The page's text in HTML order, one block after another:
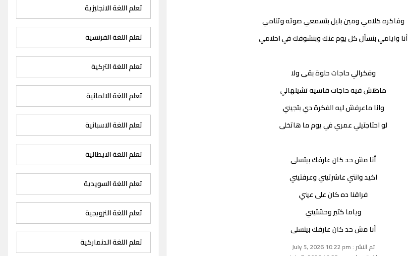
وفاكره كلامي ومين بليل بتسمعي صوته وتنامي
أنا وايامي بنسأل كل يوم عنك وبنشوفك في احلامي
وفكرالي حاجات حلوة بقى ولا
ماظنش فيه حاجات قاسيه تشيلهالي
وانا ماعرفش ليه الفكرة دي بتجيني
لو احتاجتيلي عمري في يوم ما هاتخلى
أنا مش حد كان عارفك بيتسلى
اكيد وانتي عاشرتيني وعرفتيني
فراقنا ده كان على عيني
وياما كتير وحشتيني
أنا مش حد كان عارفك بيتسلى
تم النشر : July 5, 2026 10:22 pm
تعلم اللغة الانجليزية
تعلم اللغة الفرنسية
تعلم اللغة التركية
تعلم اللغة الالمانية
تعلم اللغة الاسبانية
تعلم اللغة الايطالية
تعلم اللغة السويدية
تعلم اللغة النرويجية
تعلم اللغة الدنماركية